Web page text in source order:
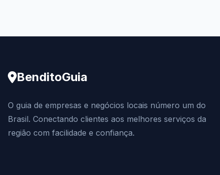
BenditoGuia
O guia de empresas e negócios locais número um do
Brasil. Conectando clientes aos melhores serviços da
região com facilidade e confiança.